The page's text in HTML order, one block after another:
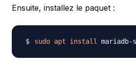
Ensuite, installez le paquet :
sudo apt install